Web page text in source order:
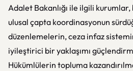
Adalet Bakanlığı ile ilgili kurumlar,
ulusal çapta koordinasyonun
düzenlemelerin, ceza infaz
iyileştirici bir yaklaşımı
Hükümlülerin topluma